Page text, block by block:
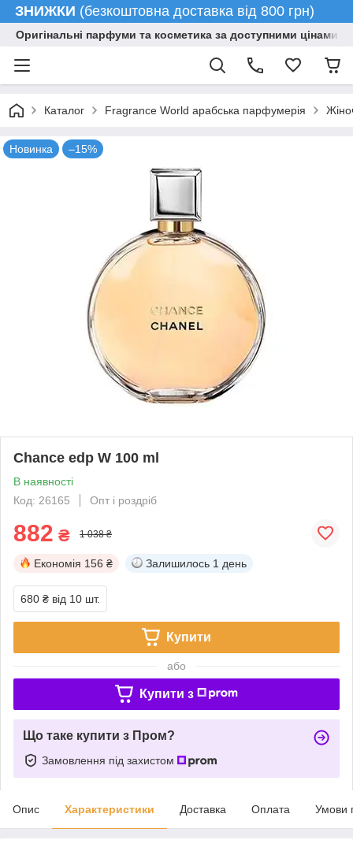
ЗНИЖКИ (безкоштовна доставка від 800 грн)
Оригінальні парфуми та косметика за доступними цінами
Каталог Fragrance World арабська парфумерія
Новинка –15%
Chance edp W 100 ml
В наявності
Код: 26165
Опт і роздріб
882 ₴ 1 038 ₴
Економія 156 ₴ Залишилось 1 день
680 ₴ від 10 шт.
Купити
або
Купити з
Що таке купити з Пром?
Замовлення під захистом
Опис Характеристики Доставка Оплата Умови